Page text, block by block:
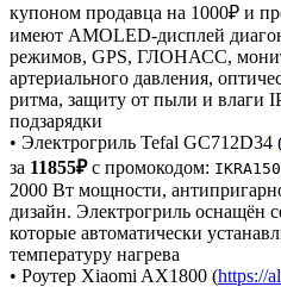
купоном продавца на 1000₽ и
имеют AMOLED-дисплей
режимов, GPS, ГЛОНАСС,
артериального давления,
ритма, защиту от пыли и влаги
подзарядки
• Электрогриль Tefal GC712D34
за 11855₽с промокодом:
2000 Вт мощности,
дизайн. Электрогриль оснащён
которые автоматически
температуру нагрева
• Роутер Xiaomi AX1800 (https://